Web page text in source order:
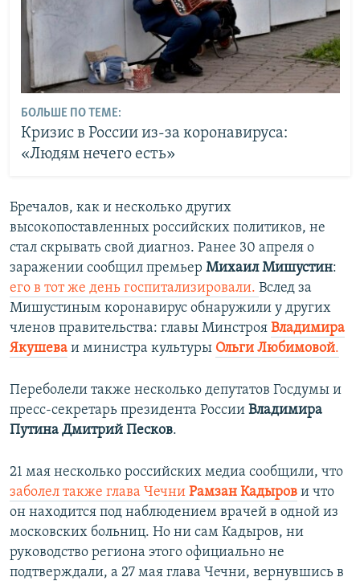
БОЛЬШЕ ПО ТЕМЕ:
Кризис в России из-за коронавируса:
«Людям нечего есть»
Бречалов, как и несколько других
высокопоставленных российских политиков, не
стал скрывать свой диагноз. Ранее 30 апреля о
заражении сообщил премьер Михаил Мишустин:
его в тот же день госпитализировали. Вслед за
Мишустиным коронавирус обнаружили у других
членов правительства: главы Минстроя Владимира
Якушева и министра культуры Ольги Любимовой.
Переболели также несколько депутатов Госдумы и
пресс-секретарь президента России Владимира
Путина Дмитрий Песков.
21 мая несколько российских медиа сообщили, что
заболел также глава Чечни Рамзан Кадыров и что
он находится под наблюдением врачей в одной из
московских больниц. Но ни сам Кадыров, ни
руководство региона этого официально не
подтверждали, а 27 мая глава Чечни, вернувшись в